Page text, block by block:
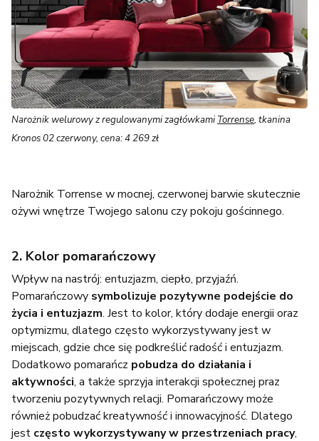
Narożnik welurowy z regulowanymi zagłówkami Torrense, tkanina
Kronos 02 czerwony, cena: 4 269 zł
Narożnik Torrense w mocnej, czerwonej barwie skutecznie
ożywi wnętrze Twojego salonu czy pokoju gościnnego.
2. Kolor pomarańczowy
Wpływ na nastrój: entuzjazm, ciepło, przyjaźń.
Pomarańczowy symbolizuje pozytywne podejście do
życia i entuzjazm. Jest to kolor, który dodaje energii oraz
optymizmu, dlatego często wykorzystywany jest w
miejscach, gdzie chce się podkreślić radość i entuzjazm.
Dodatkowo pomarańcz pobudza do działania i
aktywności, a także sprzyja interakcji społecznej praz
tworzeniu pozytywnych relacji. Pomarańczowy może
również pobudzać kreatywność i innowacyjność. Dlatego
jest często wykorzystywany w przestrzeniach pracy,